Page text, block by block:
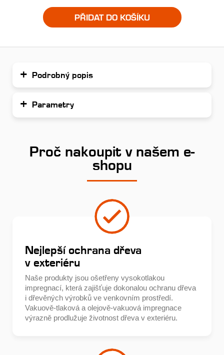
PŘIDAT DO KOŠÍKU
Podrobný popis
Parametry
Proč nakoupit v našem e-
shopu
Nejlepší ochrana dřeva
v exteriéru
Naše produkty jsou ošetřeny vysokotlakou
impregnací, která zajišťuje dokonalou ochranu dřeva
i dřevěných výrobků ve venkovním prostředí.
Vakuově-tlaková a olejově-vakuová impregnace
výrazně prodlužuje životnost dřeva v exteriéru.